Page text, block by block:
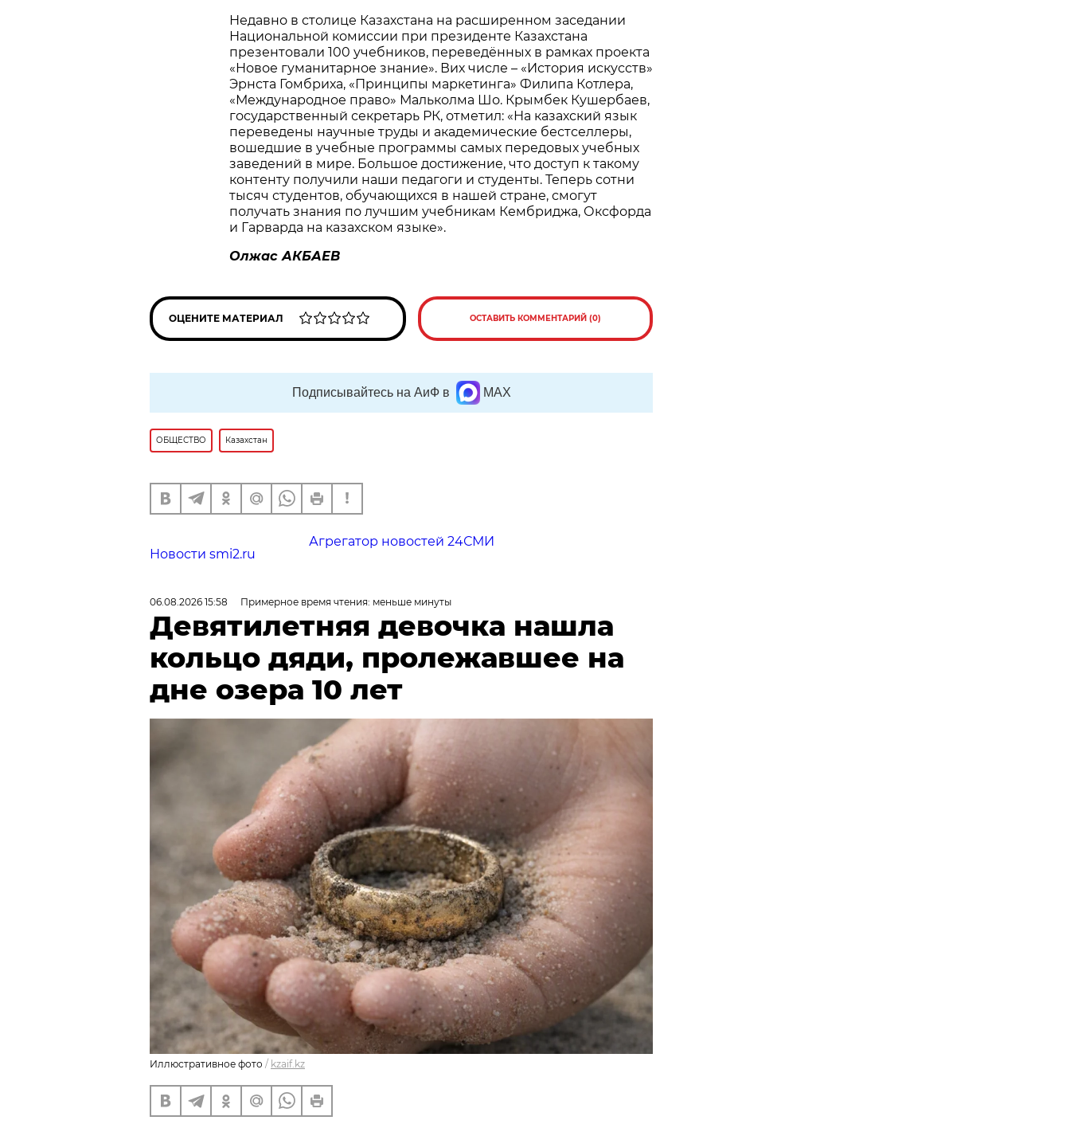
Недавно в столице Казахстана на расширенном заседании
Национальной комиссии при президенте Казахстана
презентовали 100 учебников, переведённых в рамках проекта
«Новое гуманитарное знание». Вих числе – «История искусств»
Эрнста Гомбриха, «Принципы маркетинга» Филипа Котлера,
«Международное право» Мальколма Шо. Крымбек Кушербаев,
государственный секретарь РК, отметил: «На казахский язык
переведены научные труды и академические бестселлеры,
вошедшие в учебные программы самых передовых учебных
заведений в мире. Большое достижение, что доступ к такому
контенту получили наши педагоги и студенты. Теперь сотни
тысяч студентов, обучающихся в нашей стране, смогут
получать знания по лучшим учебникам Кембриджа, Оксфорда
и Гарварда на казахском языке».
Олжас АКБАЕВ
ОЦЕНИТЕ МАТЕРИАЛ ОСТАВИТЬ КОММЕНТАРИЙ (0)
Подписывайтесь на АиФ в MAX
ОБЩЕСТВО Казахстан
Агрегатор новостей 24СМИ
Новости smi2.ru
06.08.2026 15:58 Примерное время чтения: меньше минуты
Девятилетняя девочка нашла
кольцо дяди, пролежавшее на
дне озера 10 лет
Иллюстративное фото / kzaif.kz